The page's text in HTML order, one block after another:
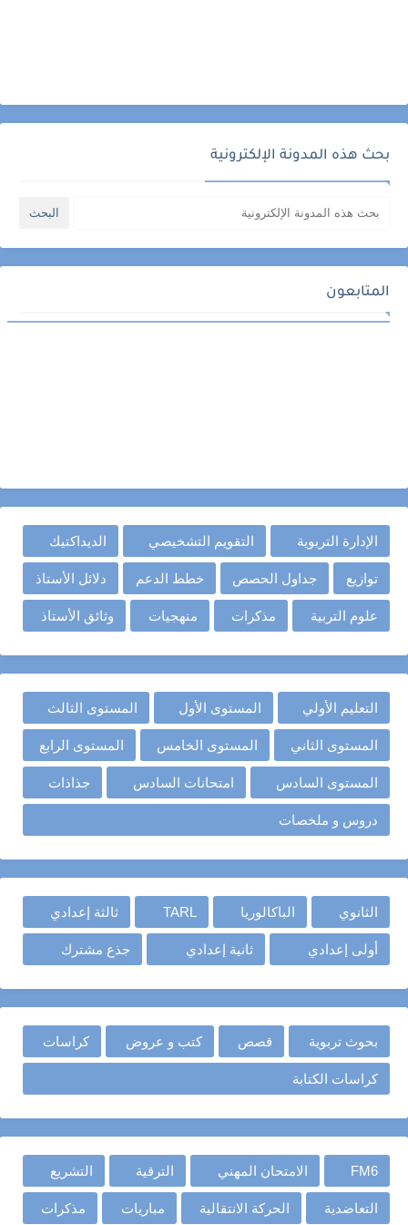
بحث هذه المدونة الإلكترونية
المتابعون
الإدارة التربوية التقويم التشخيصي الديداكتيك
توازيع جداول الحصص خطط الدعم دلائل الأستاذ
علوم التربية مذكرات منهجيات وثائق الأستاذ
التعليم الأولي المستوى الأول المستوى الثالث
المستوى الثاني المستوى الخامس المستوى الرابع
المستوى السادس امتحانات السادس جذاذات
دروس و ملخصات
الثانوي الباكالوريا TARL ثالثة إعدادي
أولى إعدادي ثانية إعدادي جذع مشترك
بحوث تربوية قصص كتب و عروض كراسات
كراسات الكتابة
FM6 الامتحان المهني الترقية التشريع
التعاضدية الحركة الانتقالية مباريات مذكرات